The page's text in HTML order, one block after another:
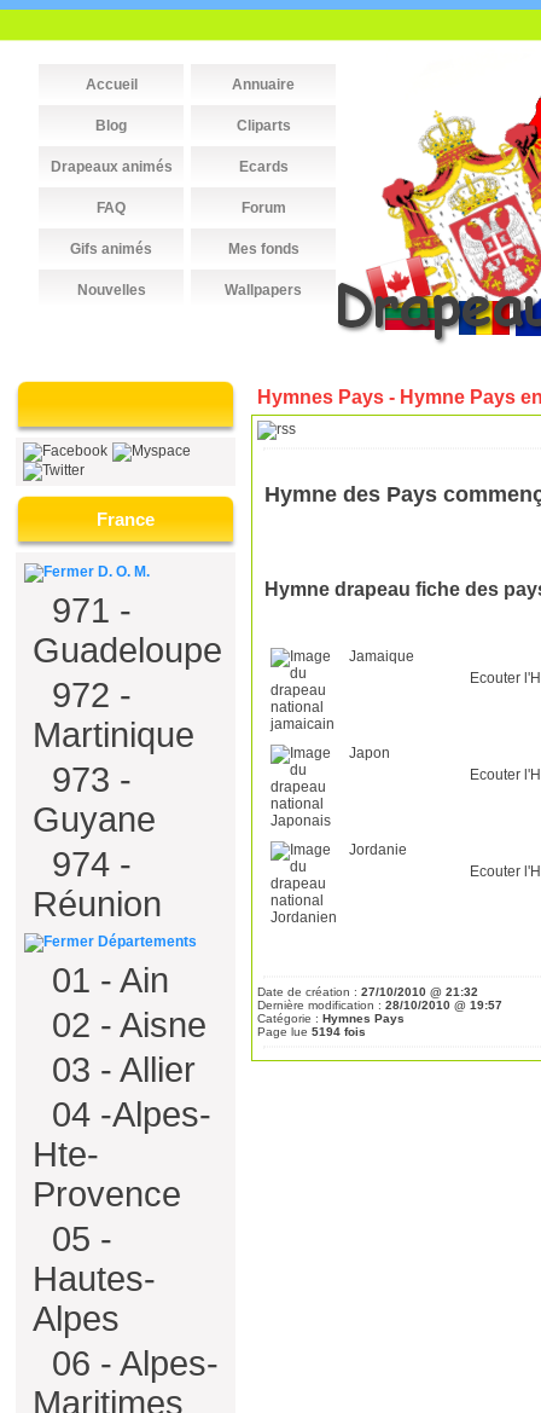
Accueil Annuaire
Blog Cliparts
Drapeaux animés Ecards
FAQ Forum
Gifs animés Mes fonds
Nouvelles Wallpapers
France
D. O. M.
971 -
Guadeloupe
972 -
Martinique
973 -
Guyane
974 -
Réunion
Départements
01 - Ain
02 - Aisne
03 - Allier
04 -Alpes-
Hte-
Provence
05 -
Hautes-
Alpes
06 - Alpes-
Maritimes
Hymnes Pays - Hymne Pays
Hymne des Pays
Hymne drapeau fiche des
Jamaique
Ecouter
Japon
Ecouter
Jordanie
Ecouter
Date de création : 27/10/2010 @ 21:32
Dernière modification : 28/10/2010 @ 19:57
Catégorie : Hymnes Pays
Page lue 5194 fois